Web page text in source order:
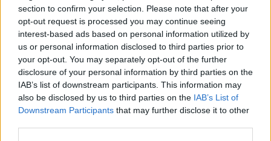
section to confirm your selection. Please note that after your
opt-out request is processed you may continue seeing
interest-based ads based on personal information utilized by
us or personal information disclosed to third parties prior to
your opt-out. You may separately opt-out of the further
disclosure of your personal information by third parties on the
IAB’s list of downstream participants. This information may
also be disclosed by us to third parties on the IAB’s List of
Downstream Participants that may further disclose it to other
υπάρχει απώλεια του Δημοσίου καθώς οι εξαγωγές
γίνονταν προς τρίτη, μη κοινοτική, χώρα και
επομένως δεν οφείλονται δασμοί και φόροι.
[ΠΗΓΗ]
ΔΙΑΦΗΜΙΣΗ